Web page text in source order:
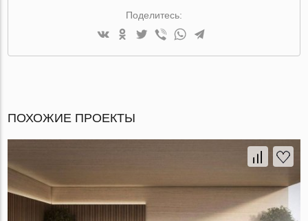
Поделитесь:
ПОХОЖИЕ ПРОЕКТЫ